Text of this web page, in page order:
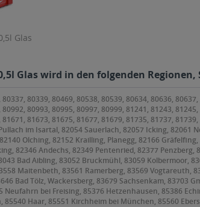
Glas
0,5l Glas wird in den folgenden
80339, 80469, 80538, 80539, 80634, 80636,
80993, 80995, 80997, 80999, 81241, 81243,
81671, 81673, 81675, 81677, 81679, 81735, 81737,
im Isartal, 82054 Sauerlach, 82057 Icking,
Olching, 82152 Krailling, Planegg, 82166
82346 Andechs, 82349 Pentenried, 82377
Bad Aibling, 83052 Bruckmühl, 83059 Kolbermoor,
Maitenbeth, 83561 Ramerberg, 83569 Vogtareuth,
Bad Tölz, Wackersberg, 83679 Sachsenkam, 83703
Neufahrn bei Freising, 85376 Hetzenhausen, 85386
Haar, 85551 Kirchheim bei München, 85560